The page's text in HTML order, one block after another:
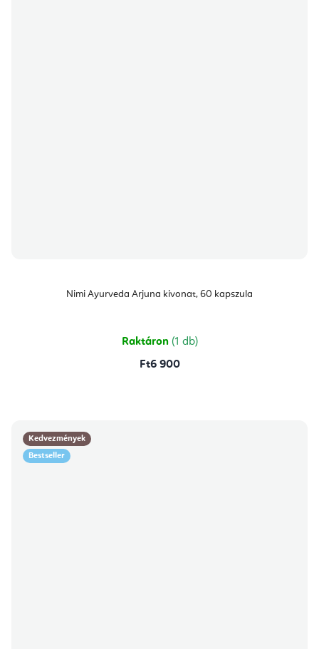
Nimi Ayurveda Arjuna kivonat, 60 kapszula
Raktáron (1 db)
Ft6 900
Kedvezmények
Bestseller